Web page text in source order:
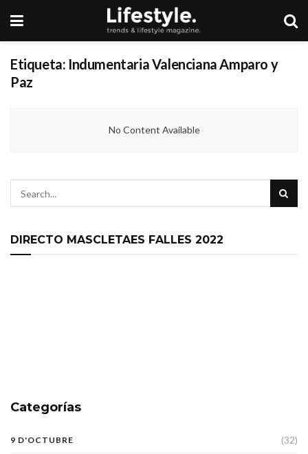
Etiqueta: Indumentaria Valenciana Amparo y
Paz
No Content Available
DIRECTO MASCLETAES FALLES 2022
Categorías
9 D'OCTUBRE (32)